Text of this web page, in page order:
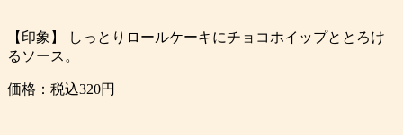
【印象】 しっとりロールケーキにチョコホイップととろけ
るソース。
価格：税込320円